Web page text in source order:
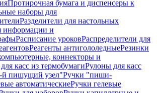
Протирочная бумага и диспенсеры к
наборы для
Разделители для настольных
информации и
Расписание уроковРаспределители для
Реагенты антигололедныеРезинки
коннекторы и
касс из термобумагиРулоны для касс
й пишущий узел"Ручки "пиши-
автоматическиеРучки гелевые